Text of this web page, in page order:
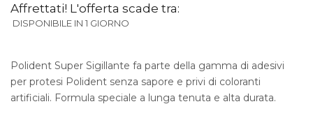
Affrettati! L'offerta scade tra:
DISPONIBILE IN 1 GIORNO
Polident Super Sigillante fa parte della gamma di adesivi
per protesi Polident senza sapore e privi di coloranti
artificiali. Formula speciale a lunga tenuta e alta durata.